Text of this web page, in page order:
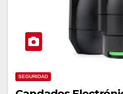
SEGURIDAD